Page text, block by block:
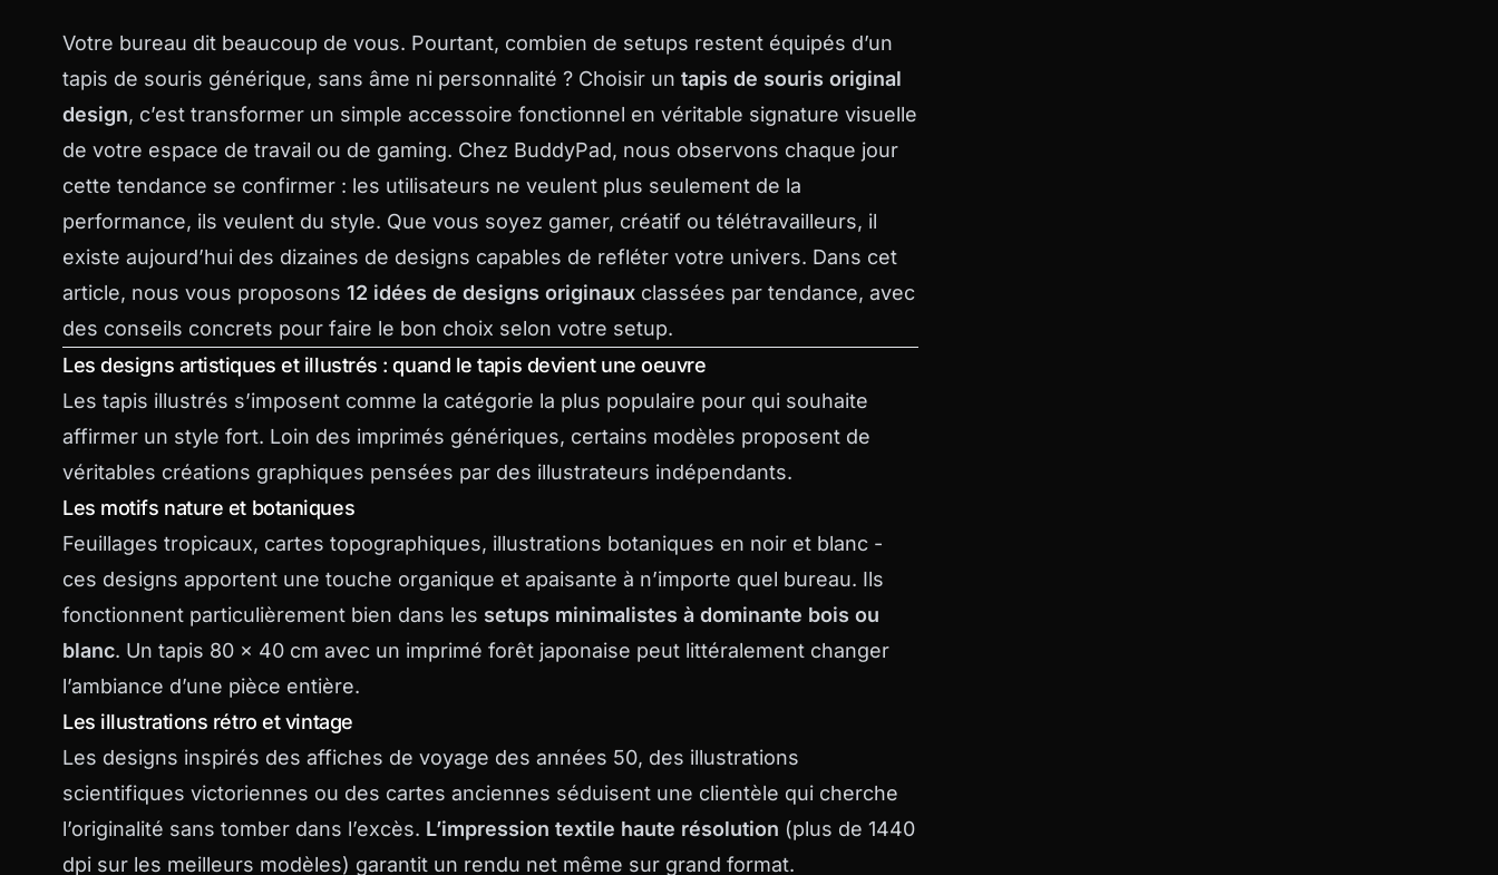
Votre bureau dit beaucoup de vous. Pourtant, combien de setups restent équipés d’un
tapis de souris générique, sans âme ni personnalité ? Choisir un tapis de souris original
design, c’est transformer un simple accessoire fonctionnel en véritable signature visuelle
de votre espace de travail ou de gaming. Chez BuddyPad, nous observons chaque jour
cette tendance se confirmer : les utilisateurs ne veulent plus seulement de la
performance, ils veulent du style. Que vous soyez gamer, créatif ou télétravailleurs, il
existe aujourd’hui des dizaines de designs capables de refléter votre univers. Dans cet
article, nous vous proposons 12 idées de designs originaux classées par tendance, avec
des conseils concrets pour faire le bon choix selon votre setup.
Les designs artistiques et illustrés : quand le tapis devient une oeuvre
Les tapis illustrés s’imposent comme la catégorie la plus populaire pour qui souhaite
affirmer un style fort. Loin des imprimés génériques, certains modèles proposent de
véritables créations graphiques pensées par des illustrateurs indépendants.
Les motifs nature et botaniques
Feuillages tropicaux, cartes topographiques, illustrations botaniques en noir et blanc -
ces designs apportent une touche organique et apaisante à n’importe quel bureau. Ils
fonctionnent particulièrement bien dans les setups minimalistes à dominante bois ou
blanc. Un tapis 80 x 40 cm avec un imprimé forêt japonaise peut littéralement changer
l’ambiance d’une pièce entière.
Les illustrations rétro et vintage
Les designs inspirés des affiches de voyage des années 50, des illustrations
scientifiques victoriennes ou des cartes anciennes séduisent une clientèle qui cherche
l’originalité sans tomber dans l’excès. L’impression textile haute résolution (plus de 1440
dpi sur les meilleurs modèles) garantit un rendu net même sur grand format.